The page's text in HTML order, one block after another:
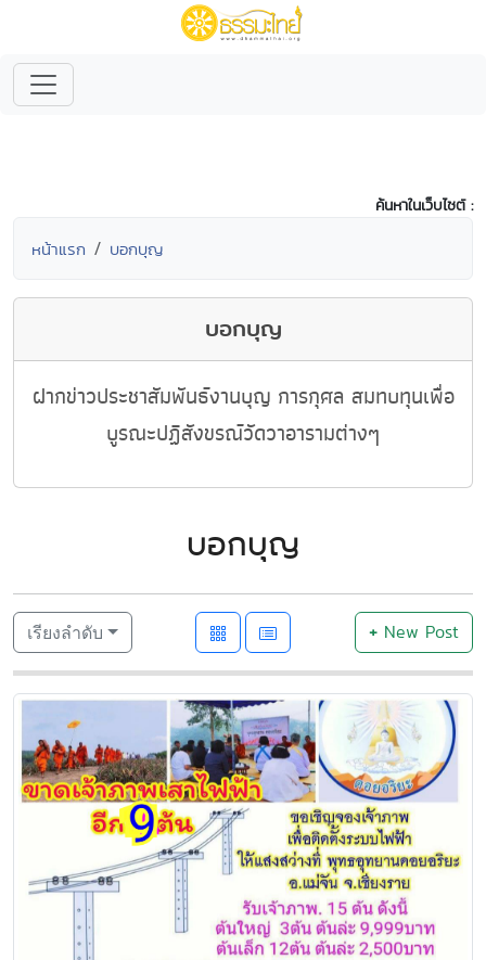
ค้นหาในเว็บไซต์ :
หน้าแรก บอกบุญ
บอกบุญ
ฝากข่าวประชาสัมพันธ์งานบุญ การกุศล สมทบทุนเพื่อ
บูรณะปฏิสังขรณ์วัดวาอารามต่างๆ
บอกบุญ
เรียงลำดับ +New Post